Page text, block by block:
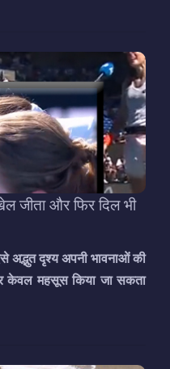
जीता और फिर दिल भी
अद्भुत दृश्य अपनी भावनाओं की
महसूस किया जा सकता